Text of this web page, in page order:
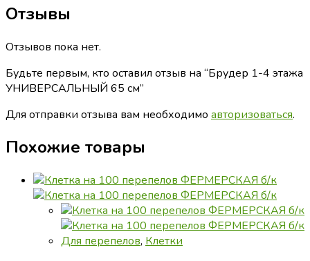
Отзывы
Отзывов пока нет.
Будьте первым, кто оставил отзыв на “Брудер 1-4 этажа
УНИВЕРСАЛЬНЫЙ 65 см”
Для отправки отзыва вам необходимо авторизоваться.
Похожие товары
Для перепелов, Клетки